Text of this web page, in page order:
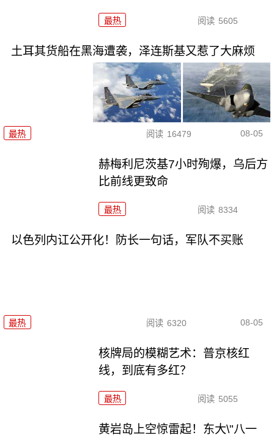
最热 阅读 5605
土耳其货船在黑海遭袭，泽连斯基又惹了大麻烦
最热 阅读 16479 08-05
赫梅利尼茨基7小时殉爆，乌后方
比前线更致命
最热 阅读 8334
以色列内讧公开化！防长一句话，军队不买账
最热 阅读 6320 08-05
核牌局的模糊艺术：普京核红
线，到底有多红？
最热 阅读 5055
黄岩岛上空惊雷起！东大\"八一